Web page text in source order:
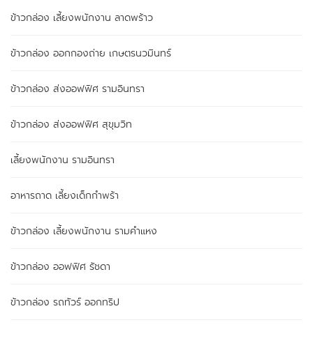
ข้าวกล่อง เลี้ยงพนักงาน ลาดพร้าว
ข้าวกล่อง ออกกองถ่าย เกษตรนวมินทร์
ข้าวกล่อง ส่งออฟฟิศ รามอินทรา
ข้าวกล่อง ส่งออฟฟิศ สุขุมวิท
เลี้ยงพนักงาน รามอินทรา
อาหารถาด เลี้ยงเด็กกำพร้า
ข้าวกล่อง เลี้ยงพนักงาน รามคำแหง
ข้าวกล่อง ออฟฟิศ รัชดา
ข้าวกล่อง รถทัวร์ ออกทริป